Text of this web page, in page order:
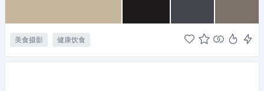
美食摄影 健康饮食